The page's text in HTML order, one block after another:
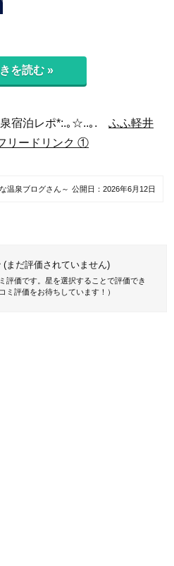
を読む »
宿泊レポ*:.｡☆..｡. ふふ軽井
リードリンク ①
温泉ブログさん～ 公開日： 2026年6月12日
(まだ評価されていません)
評価です。星を選択することで評価でき
ミ評価をお待ちしています！）